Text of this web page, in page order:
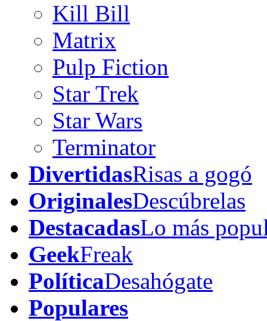
Kill Bill
Matrix
Pulp Fiction
Star Trek
Star Wars
Terminator
DivertidasRisas a gogó
OriginalesDescúbrelas
DestacadasLo más
GeekFreak
PolíticaDesahógate
Populares